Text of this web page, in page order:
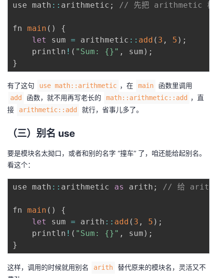
use math : : arithmetic ; // 先把 arithmetic 模
fn main ( )
{
let
sum = arithmetic : : add ( 3 , 5 ) ;
    println
! ( "Sum: {}" , sum ) ;
}
有了这句 use math::arithmetic ，在 main 函数里调用
add 函数，就不用再写老长的 math::arithmetic::add
，直
接
arithmetic::add 就行，省事儿多了。
（三）别名 use
要是模块名太拗口，或者和别的名字 “撞车” 了，咱还能给起别名。
看这个：
use math : : arithmetic as arith ; // 给
fn main ( )
{
let
sum = arith : : add ( 3 , 5 ) ;
    println
! ( "Sum: {}" , sum ) ;
}
这样，调用的时候就用别名 arith
替代原来的模块名，灵活又不